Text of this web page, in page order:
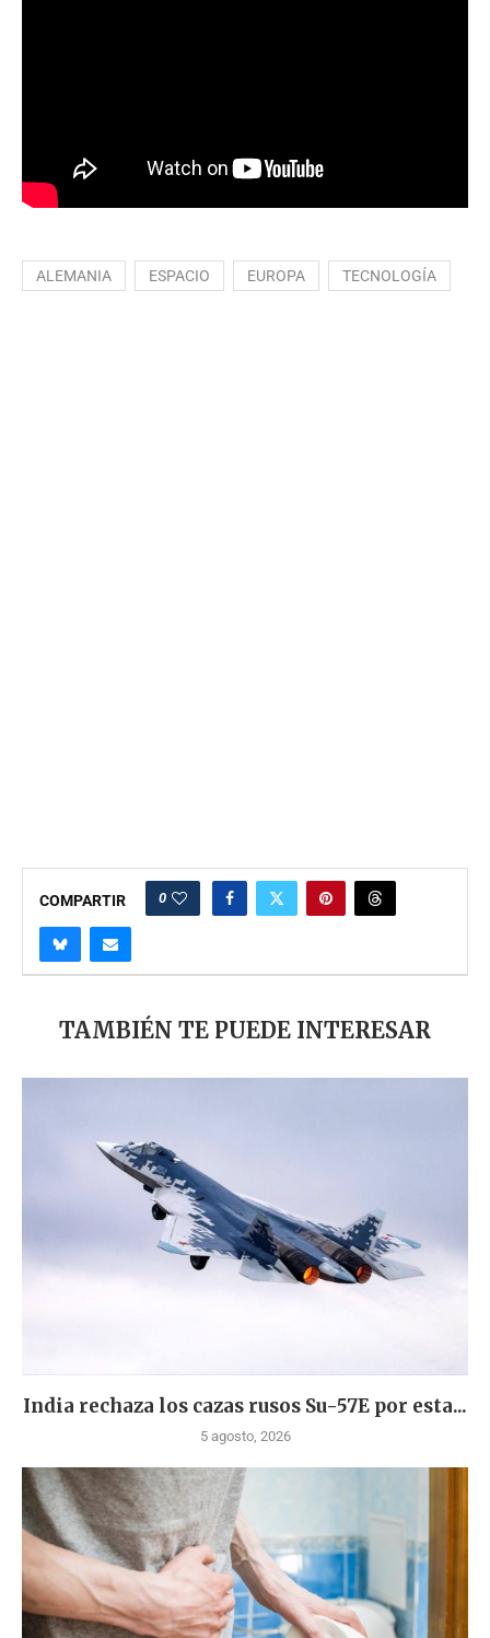
ALEMANIA ESPACIO EUROPA TECNOLOGÍA
COMPARTIR 0
TAMBIÉN TE PUEDE INTERESAR
India rechaza los cazas rusos Su-57E por esta...
5 agosto, 2026